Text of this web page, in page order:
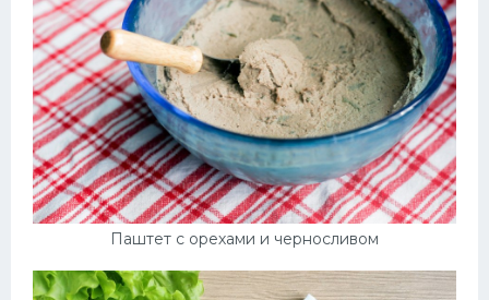
Паштет с орехами и черносливом